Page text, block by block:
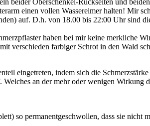
beider Oberschenkel-Rückseiten und
einen vollen Wassereimer halten! Mir
auf. D.h. von 18.00 bis 22:00 Uhr sind
haben bei mir keine merkliche
farbiger Schrot in den Wald
eingetreten, indem sich die
an der mehr oder wenigen Wirkung
so permanentgeschwollen, dass sie nicht